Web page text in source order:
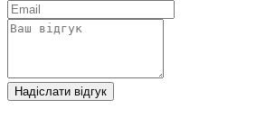
Надіслати відгук